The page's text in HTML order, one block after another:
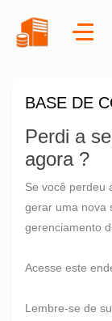
BASE DE
Perdi a
agora ?
Se você perdeu
gerar uma nova
gerenciamento
Acesse este
Lembre-se de